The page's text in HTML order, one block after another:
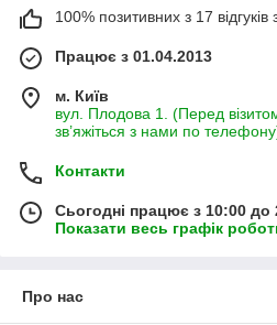
100% позитивних з 17 відгуків
Працює з 01.04.2013
м. Київ
вул. Плодова 1. (Перед
зв’яжіться з нами по
Контакти
Сьогодні працює з 10:00 до
Показати весь графік
Про нас